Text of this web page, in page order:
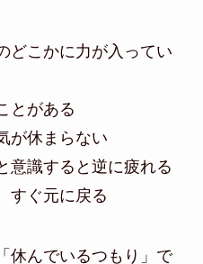
どこかに力が入ってい
とがある
が休まらない
意識すると逆に疲れる
すぐ元に戻る
休んでいるつもり」で